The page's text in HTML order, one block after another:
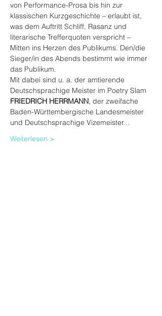
von Performance-Prosa bis hin zur
klassischen Kurzgeschichte – erlaubt ist,
was dem Auftritt Schliff, Rasanz und
literarische Trefferquoten verspricht –
Mitten ins Herzen des Publikums. Den/die
Sieger/in des Abends bestimmt wie immer
das Publikum.
Mit dabei sind u. a. der amtierende
Deutschsprachige Meister im Poetry Slam
FRIEDRICH HERRMANN, der zweifache
Baden-Württembergische Landesmeister
und Deutschsprachige Vizemeister…
Weiterlesen >